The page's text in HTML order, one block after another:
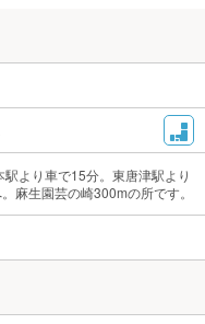
より車で15分。東唐津駅より
麻生園芸の崎300mの所です。